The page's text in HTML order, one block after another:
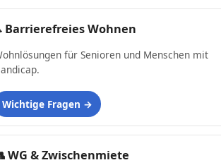
Barrierefreies Wohnen
für Senioren und Menschen mit
Wichtige Fragen
WG & Zwischenmiete